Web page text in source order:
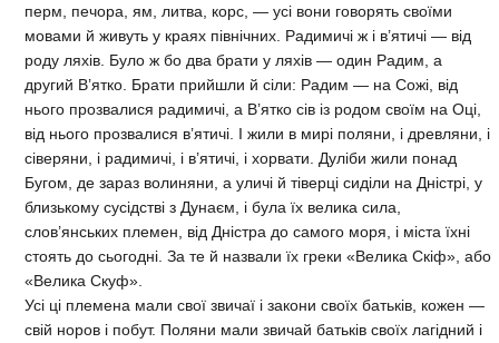
перм, печора, ям, литва, корс, — усі вони говорять своїми
мовами й живуть у краях північних. Радимичі ж і в’ятичі — від
роду ляхів. Було ж бо два брати у ляхів — один Радим, а
другий В’ятко. Брати прийшли й сіли: Радим — на Сожі, від
нього прозвалися радимичі, а В’ятко сів із родом своїм на Оці,
від нього прозвалися в’ятичі. І жили в мирі поляни, і древляни, і
сіверяни, і радимичі, і в’ятичі, і хорвати. Дуліби жили понад
Бугом, де зараз волиняни, а уличі й тіверці сиділи на Дністрі, у
близькому сусідстві з Дунаєм, і була їх велика сила,
слов’янських племен, від Дністра до самого моря, і міста їхні
стоять до сьогодні. За те й назвали їх греки «Велика Скіф», або
«Велика Скуф».
Усі ці племена мали свої звичаї і закони своїх батьків, кожен —
свій норов і побут. Поляни мали звичай батьків своїх лагідний і